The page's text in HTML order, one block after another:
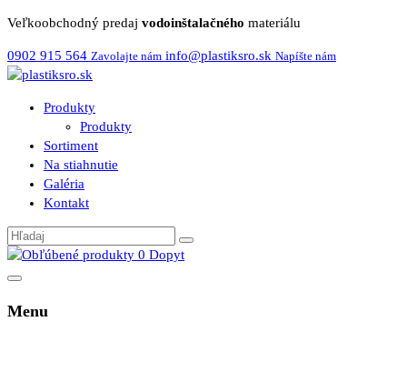
Veľkoobchodný predaj vodoinštalačného materiálu
0902 915 564 Zavolajte nám info@plastiksro.sk Napíšte nám
Produkty
Produkty
Sortiment
Na stiahnutie
Galéria
Kontakt
0 Dopyt
Menu